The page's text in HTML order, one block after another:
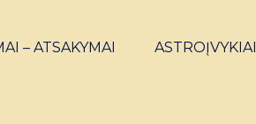
– ATSAKYMAI ASTROĮVYKIAI